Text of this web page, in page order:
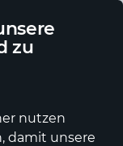
zu
nutzen
damit unsere
Sportartikel